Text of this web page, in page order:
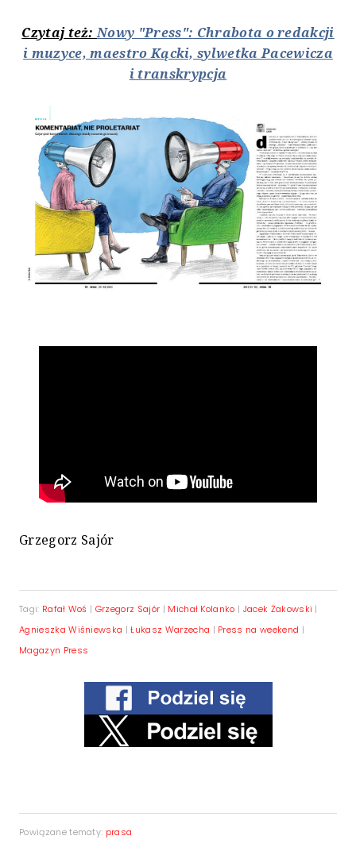
Czytaj też:Nowy "Press": Chrabota o redakcji
i muzyce, maestro Kącki, sylwetka Pacewicza
i transkrypcja
Grzegorz Sajór
Tagi: Rafał Woś | Grzegorz Sajór | Michał Kolanko | Jacek Żakowski |
Agnieszka Wiśniewska |Łukasz Warzecha | Press na weekend |
Magazyn Press
Powiązane tematy: prasa